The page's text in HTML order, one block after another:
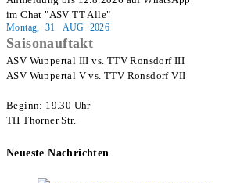
im Chat "ASV TT Alle"
Montag, 31. AUG 2026
Saisonauftakt
ASV Wuppertal III vs. TTV Ronsdorf III
ASV Wuppertal V vs. TTV Ronsdorf VII
Beginn: 19.30 Uhr
TH Thorner Str.
Neueste Nachrichten